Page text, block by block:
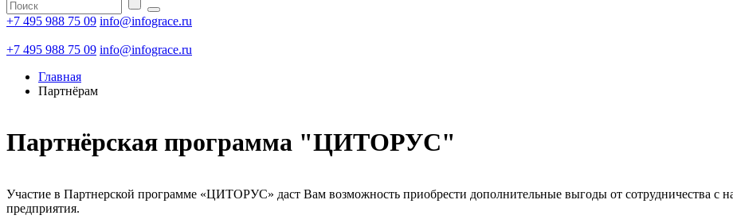
+7 495 988 75 09 info@infograce.ru
+7 495 988 75 09 info@infograce.ru
Главная
Партнёрам
Партнёрская программа "ЦИТОРУС"
Участие в Партнерской программе «ЦИТОРУС» даcт Вам возможность приобрести дополнительные выгоды от сотрудничества с
предприятия.